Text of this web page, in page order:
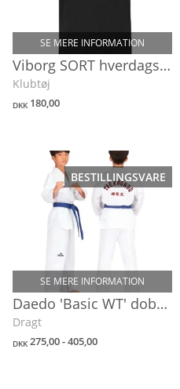
SE MERE INFORMATION
Viborg SORT hverdags T-shirt
Klubtøj
DKK180,00
BESTILLINGSVARE
SE MERE INFORMATION
Daedo 'Basic WT' dobok (begynder)
Dragt
DKK275,00 - 405,00